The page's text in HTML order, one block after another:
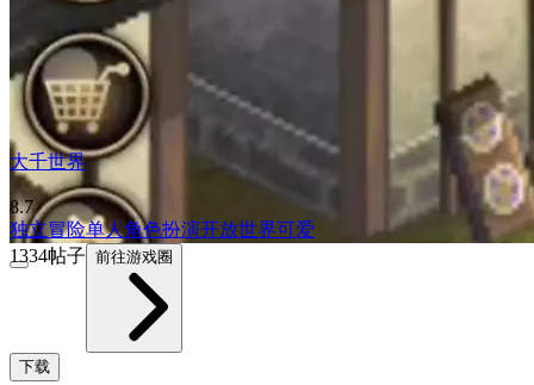
大千世界
8.7
独立冒险单人角色扮演开放世界可爱
1334帖子 前往游戏圈
下载